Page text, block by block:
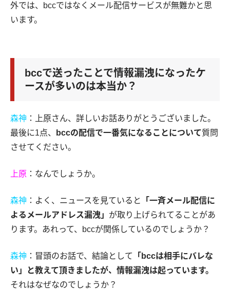
外では、bccではなくメール配信サービスが無難かと思
います。
bccで送ったことで情報漏洩になったケ
ースが多いのは本当か？
森神 ：上原さん、詳しいお話ありがとうございました。
最後に1点、
bccの配信で一番気になることについて質問
させてください。
上原 ：なんでしょうか。
森神 ：よく、ニュースを見ていると
「一斉メール配信に
よるメールアドレス漏洩」 が取り上げられてることがあ
ります。あれって、bccが関係しているのでしょうか？
森神 ：冒頭のお話で、結論として
「bccは相手にバレな
い」と教えて頂きましたが、情報漏洩は起っています。
それはなぜなのでしょうか？